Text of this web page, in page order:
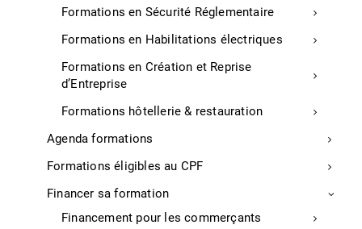
Formations en Sécurité Réglementaire
Formations en Habilitations électriques
Formations en Création et Reprise
d’Entreprise
Formations hôtellerie & restauration
Agenda formations
Formations éligibles au CPF
Financer sa formation
Financement pour les commerçants
Créer une micro-entreprise
Créer son entreprise
Reprendre une entreprise
Rejoindre un réseau d’entrepreneurs
entreprise
Trouver des financements
Les formalités